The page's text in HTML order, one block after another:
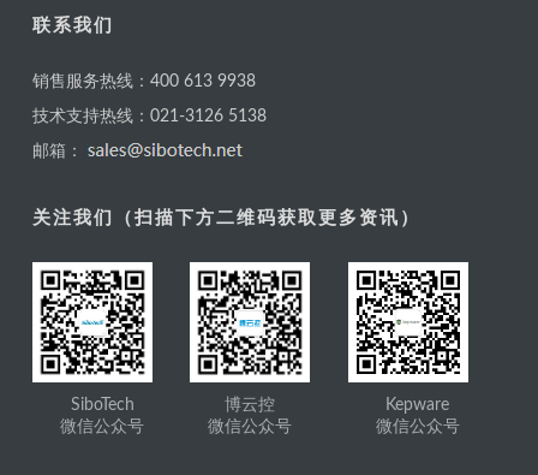
联系我们
销售服务热线：400 613 9938
技术支持热线：021-3126 5138
邮箱：
关注我们（扫描下方二维码获取更多资讯）
SiboTech
微信公众号
博云控
微信公众号
Kepware
微信公众号